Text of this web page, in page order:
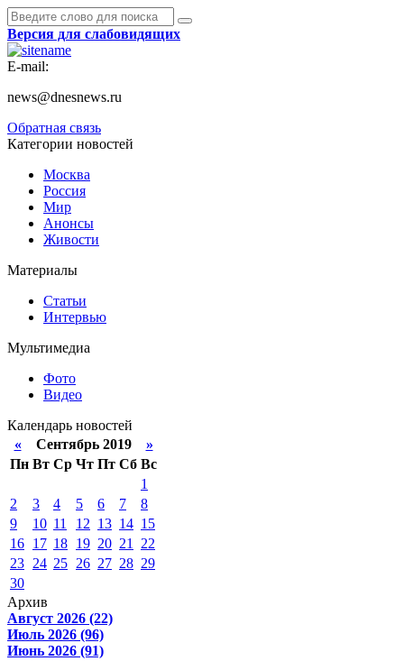
Версия для слабовидящих
E-mail:
news@dnesnews.ru
Обратная связь
Категории новостей
Москва
Россия
Мир
Анонсы
Живости
Материалы
Статьи
Интервью
Мультимедиа
Фото
Видео
Календарь новостей
«Сентябрь 2019 »
Пн Вт Ср Чт Пт Сб Вс
1
2
3 4 5 6 7
8
9
10 11 12 13 14 15
16 17 18 19 20 21
22
23 24 25 26 27 28 29
30
Архив
Август 2026 (22)
Июль 2026 (96)
Июнь 2026 (91)